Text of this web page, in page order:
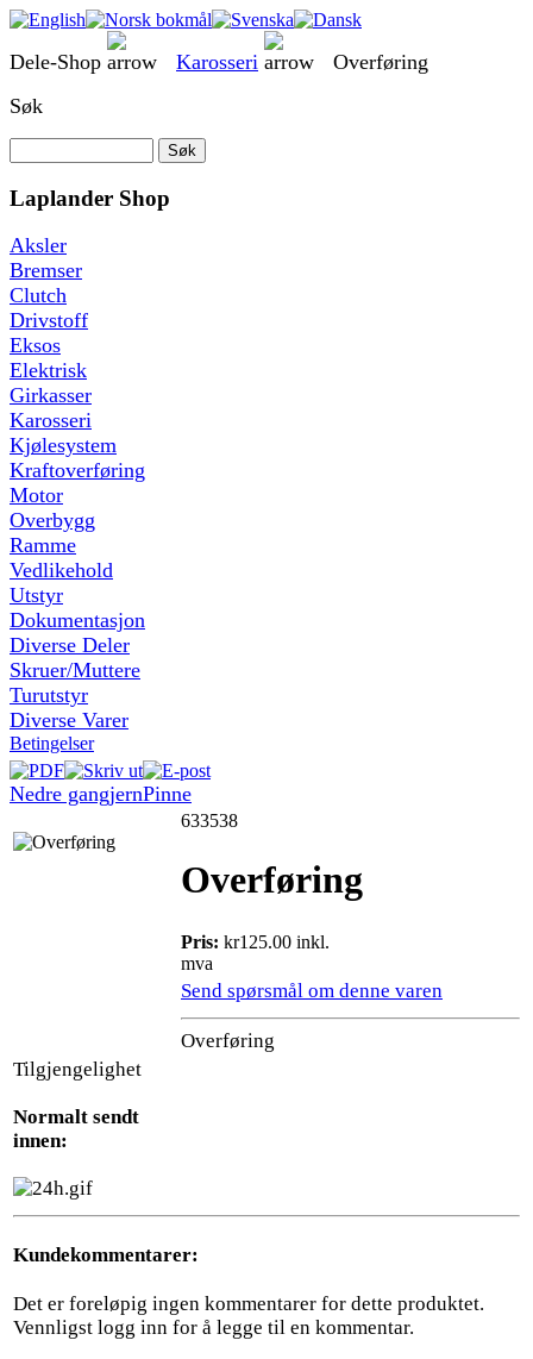
Dele-Shop Karosseri
Overføring
Søk
Laplander Shop
Aksler
Bremser
Clutch
Drivstoff
Eksos
Elektrisk
Girkasser
Karosseri
Kjølesystem
Kraftoverføring
Motor
Overbygg
Ramme
Vedlikehold
Utstyr
Dokumentasjon
Diverse Deler
Skruer/Muttere
Turutstyr
Diverse Varer
Betingelser
Nedre gangjernPinne
633538
Overføring
Pris: kr125.00 inkl.
mva
Send spørsmål om denne varen
Overføring
Tilgjengelighet
Normalt sendt
innen:
Kundekommentarer:
Det er foreløpig ingen kommentarer for dette produktet.
Vennligst logg inn for å legge til en kommentar.